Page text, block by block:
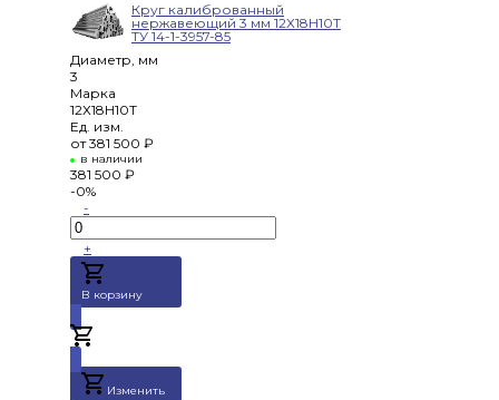
Круг калиброванный
нержавеющий 3 мм 12Х18Н10Т
ТУ 14-1-3957-85
Диаметр, мм
3
Марка
12Х18Н10Т
Ед. изм.
от 381 500 ₽
в наличии
381 500 ₽
-0%
-
+
В корзину
Изменить